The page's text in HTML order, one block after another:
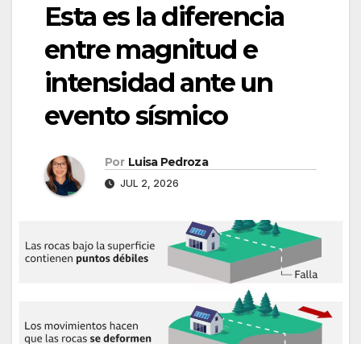
Esta es la diferencia
entre magnitud e
intensidad ante un
evento sísmico
Por Luisa Pedroza
JUL 2, 2026